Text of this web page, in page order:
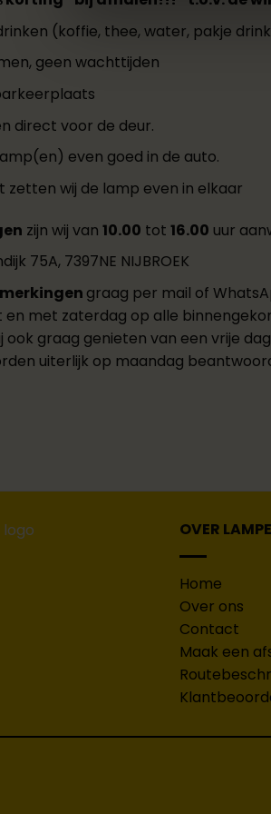
(koffie, thee, water, pakje
geen wachttijden
direct voor de deur.
even goed in de auto.
zetten wij de lamp even in elkaar
zijn wij van 10.00 tot 16.00 uur
75A, 7397NE NIJBROEK
graag per mail of
met zaterdag op alle
ook graag genieten van een vrije
uiterlijk op maandag
OVER
Home
Over ons
Contact
Maak een